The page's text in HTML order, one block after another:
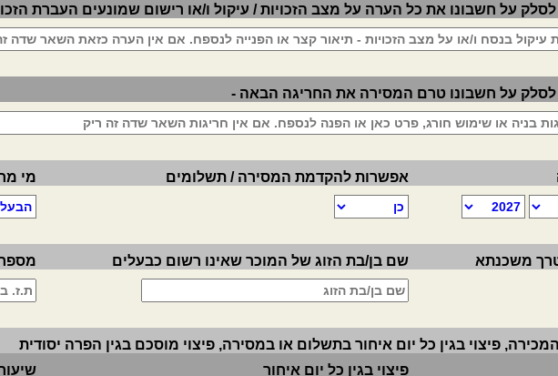
על חשבונו את כל הערה על מצב הזכויות / עיקול ו/או רישום שמונעים העברת
לסלק על חשבונו טרם המסירה את החריגה הבאה -
אפשרות להקדמת המסירה / תשלומים מי
משכנתא שם בן/בת הזוג של המוכר שאינו רשום כבעלים מספר
פיצוי בגין כל יום איחור בתשלום או במסירה, פיצוי מוסכם בגין הפרה יסודית
פיצוי בגין כל יום איחור